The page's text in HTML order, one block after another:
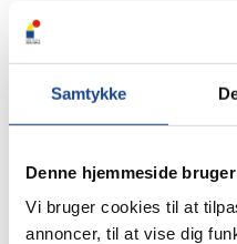
Samtykke
Denne hjemmeside
Vi bruger cookies til at
annoncer, til at vise dig
Tilmelding
den 30.
Tilmeldingsfrist d. 29.
opkrævet til